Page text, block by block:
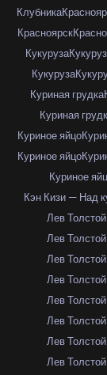
Клубника
Красноярск
Кукуруза
Кукуруза
Куриная грудка
Куриная
Куриное яйцо
Куриное яйцо
Куриное
Кэн Кизи — Над
Лев
Лев
Лев
Лев
Лев
Лев
Лев
Лев